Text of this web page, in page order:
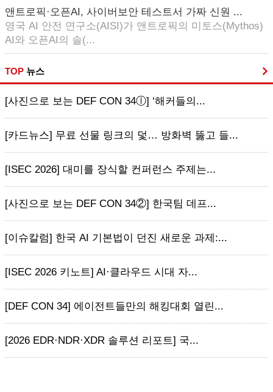
앤트로픽·오픈AI, 사이버보안 테스트서 가짜 신원 ...
영국 AI 안전 연구소(AISI)가 앤트로픽의 미토스(Mythos)
AI와 오픈AI의 솔(...
TOP 뉴스
[사진으로 보는 DEF CON 34ⓛ] ‘해커들의...
[카드뉴스] 무료 선물 링크의 덫… 방화벽 뚫고 들...
[ISEC 2026] 대미를 장식할 컨퍼런스 주제는...
[사진으로 보는 DEF CON 34②] 한국팀 데프...
[이슈칼럼] 한국 AI 기본법이 던진 새로운 과제:...
[ISEC 2026 키노트] AI·클라우드 시대 자...
[DEF CON 34] 에이전트들만의 해킹대회 열린...
[2026 EDR·NDR·XDR 솔루션 리포트] 국...